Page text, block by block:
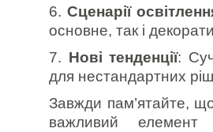
6. Сценарії
основне, так і
7. Нові тенденції:
для нестандартних
Завжди пам’ятайте,
важливий елемент